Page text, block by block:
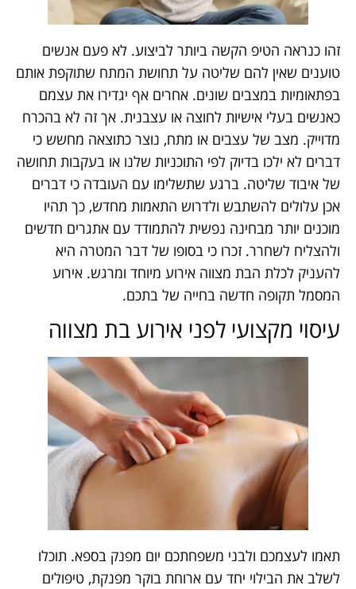
זהו כנראה הטיפ הקשה ביותר לביצוע. לא פעם אנשים
טוענים שאין להם שליטה על תחושת המתח שתוקפת אותם
בפתאומיות במצבים שונים. אחרים אף יגדירו את עצמם
כאנשים בעלי אישיות לחוצה או עצבנית. אך זה לא בהכרח
מדוייק. מצב של עצבים או מתח, נוצר כתוצאה מחשש כי
דברים לא ילכו בדיוק לפי התוכניות שלנו או בעקבות תחושה
של איבוד שליטה. ברגע שתשלימו עם העובדה כי דברים
אכן עלולים להשתבש ולדרוש התאמות מחדש, כך תהיו
מוכנים יותר מבחינה נפשית להתמודד עם אתגרים חדשים
ולהצליח לשחרר. זכרו כי בסופו של דבר המטרה היא
להעניק לכלת הבת מצווה אירוע מיוחד ומרגש. אירוע
המסמל תקופה חדשה בחייה של בתכם.
עיסוי מקצועי לפני אירוע בת מצווה
תאמו לעצמכם ולבני משפחתכם יום מפנק בספא. תוכלו
לשלב את הבילוי יחד עם ארוחת בוקר מפנקת, טיפולים